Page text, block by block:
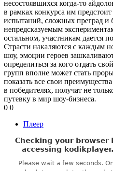
несостоявшихся когда-то
в рамках конкурса им
испытаний, сложных преград и
непредсказуемым
остальном, участникам дается
Страсти накаляются с каждым
шоу, эмоции героев
определиться за кого отдать
групп вполне может стать
показать все свои
в победителях, получат не
путевку в мир шоу-бизнеса.
0 0
Плеер